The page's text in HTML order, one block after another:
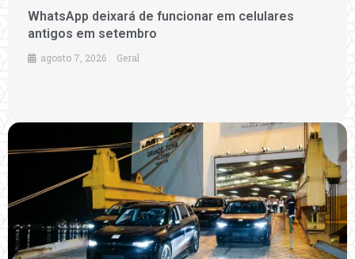
WhatsApp deixará de funcionar em celulares
antigos em setembro
agosto 7, 2026 Geral